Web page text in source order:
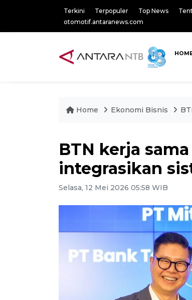
Terkini Terpopuler Top News
otomotif.antaranews.com
Home Ekonomi Bisnis
BTN kerja
integrasikan
Selasa, 12 Mei 2026 05:58 WIB